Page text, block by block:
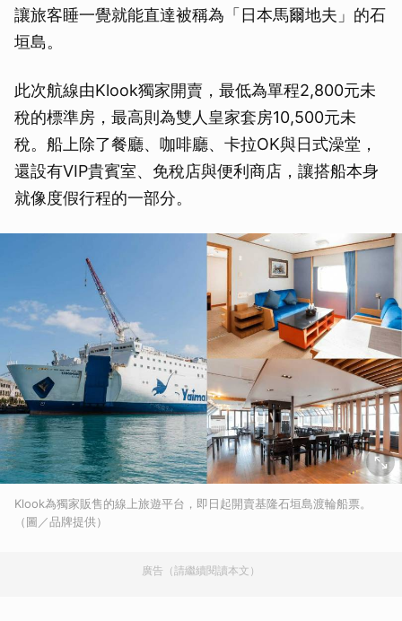
讓旅客睡一覺就能直達被稱為「日本馬爾地夫」的石
垣島。
此次航線由Klook獨家開賣，最低為單程2,800元未
稅的標準房，最高則為雙人皇家套房10,500元未
稅。船上除了餐廳、咖啡廳、卡拉OK與日式澡堂，
還設有VIP貴賓室、免稅店與便利商店，讓搭船本身
就像度假行程的一部分。
Klook為獨家販售的線上旅遊平台，即日起開賣基隆石垣島渡輪船票。
（圖／品牌提供）
廣告（請繼續閱讀本文）